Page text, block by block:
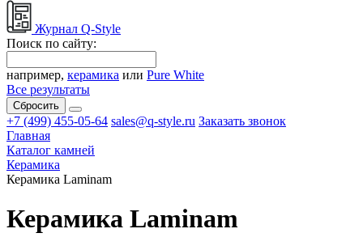
Журнал Q-Style
Поиск по сайту:
например, керамика или Pure White
Все результаты
Сбросить
+7 (499) 455-05-64 sales@q-style.ru Заказать звонок
Главная
Каталог камней
Керамика
Керамика Laminam
Керамика Laminam